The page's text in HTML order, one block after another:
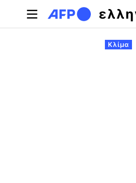
Παράκαμψη προς το κυρίως
ΠρωτεύουσεςΚλίμα